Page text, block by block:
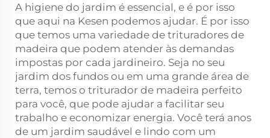
A higiene do jardim é essencial, e é por isso
que aqui na Kesen podemos ajudar. É por isso
que temos uma variedade de trituradores de
madeira que podem atender às demandas
impostas por cada jardineiro. Seja no seu
jardim dos fundos ou em uma grande área de
terra, temos o triturador de madeira perfeito
para você, que pode ajudar a facilitar seu
trabalho e economizar energia. Você terá anos
de um jardim saudável e lindo com um